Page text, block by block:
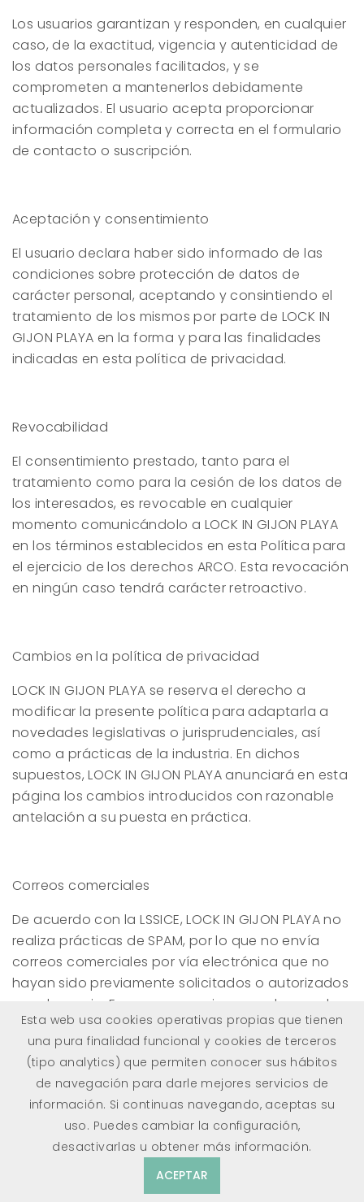
Los usuarios garantizan y responden, en cualquier
caso, de la exactitud, vigencia y autenticidad de
los datos personales facilitados, y se
comprometen a mantenerlos debidamente
actualizados. El usuario acepta proporcionar
información completa y correcta en el formulario
de contacto o suscripción.
Aceptación y consentimiento
El usuario declara haber sido informado de las
condiciones sobre protección de datos de
carácter personal, aceptando y consintiendo el
tratamiento de los mismos por parte de LOCK IN
GIJON PLAYA en la forma y para las finalidades
indicadas en esta política de privacidad.
Revocabilidad
El consentimiento prestado, tanto para el
tratamiento como para la cesión de los datos de
los interesados, es revocable en cualquier
momento comunicándolo a LOCK IN GIJON PLAYA
en los términos establecidos en esta Política para
el ejercicio de los derechos ARCO. Esta revocación
en ningún caso tendrá carácter retroactivo.
Cambios en la política de privacidad
LOCK IN GIJON PLAYA se reserva el derecho a
modificar la presente política para adaptarla a
novedades legislativas o jurisprudenciales, así
como a prácticas de la industria. En dichos
supuestos,LOCK IN GIJON PLAYA anunciará en esta
página los cambios introducidos con razonable
antelación a su puesta en práctica.
Correos comerciales
De acuerdo con la LSSICE,LOCK IN GIJON PLAYAno
realiza prácticas de SPAM, por lo que no envía
correos comerciales por vía electrónica que no
hayan sido previamente solicitados o autorizados
por el usuario. En consecuencia, en cada uno de
los formularios habidos en la web, el usuario tiene
la posibilidad de dar su consentimiento expreso
para recibir el boletín, con independencia de la
información comercial puntualmente solicitada.
RESERVA UNA TAQUILLA
Puedes abrir y cerrar el locker todas las veces que desees
Esta web usa cookies operativas propias que tienen
una pura finalidad funcional y cookies de terceros
(tipo analytics) que permiten conocer sus hábitos
de navegación para darle mejores servicios de
información. Si continuas navegando, aceptas su
uso. Puedes cambiar la configuración,
desactivarlas u obtener más información.
ACEPTAR